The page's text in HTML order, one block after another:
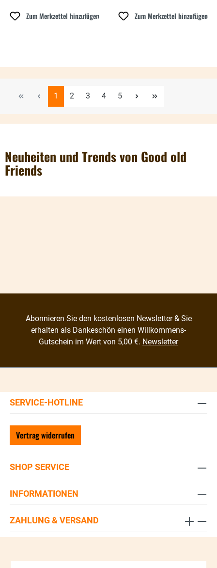
Zum Merkzettel hinzufügen Zum Merkzettel hinzufügen
Seite
1 Seite
2 Seite
3 Seite
4 Seite
5
Neuheiten und Trends von Good old
Friends
Abonnieren Sie den kostenlosen Newsletter & Sie
erhalten als Dankeschön einen Willkommens-
Gutschein im Wert von 5,00 €. Newsletter
SERVICE-HOTLINE
Vertrag widerrufen
SHOP SERVICE
INFORMATIONEN
ZAHLUNG & VERSAND